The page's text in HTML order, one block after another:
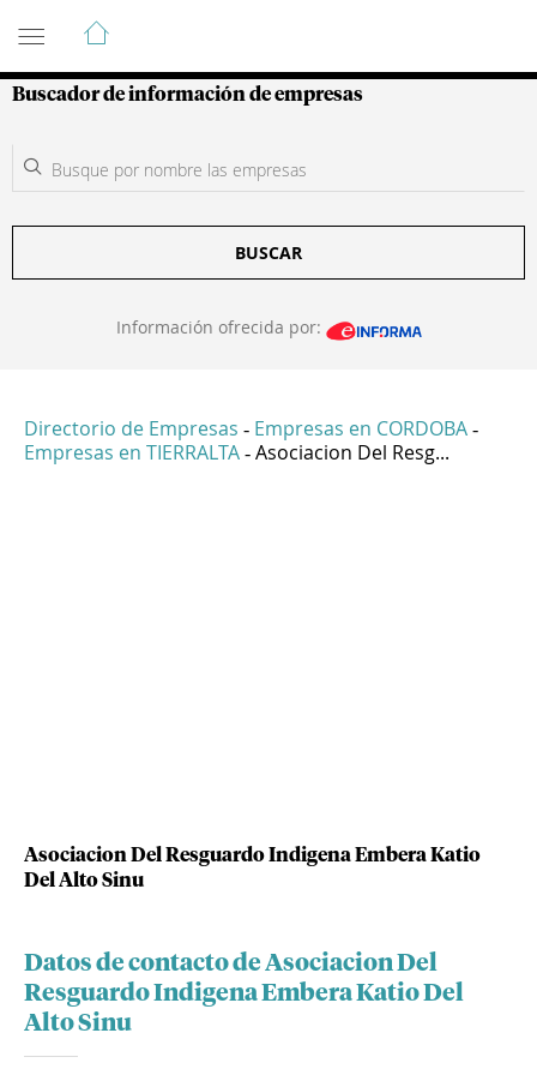
Guía de Empresas Colombianas
Buscador de información de empresas
BUSCAR
Información ofrecida por:
Directorio de Empresas - Empresas en CORDOBA -
Empresas en TIERRALTA - Asociacion Del Resg...
Asociacion Del Resguardo Indigena Embera Katio
Del Alto Sinu
Datos de contacto de Asociacion Del
Resguardo Indigena Embera Katio Del
Alto Sinu